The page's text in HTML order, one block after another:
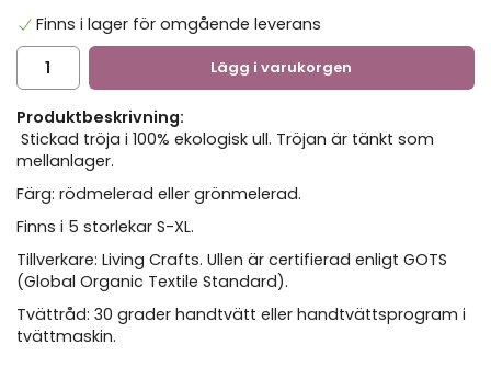
Finns i lager för omgående leverans
Lägg i varukorgen
Produktbeskrivning:
Stickad tröja i 100% ekologisk ull. Tröjan är tänkt som
mellanlager.
Färg: rödmelerad eller grönmelerad.
Finns i 5 storlekar S-XL.
Tillverkare: Living Crafts. Ullen är certifierad enligt GOTS
(Global Organic Textile Standard).
Tvättråd: 30 grader handtvätt eller handtvättsprogram i
tvättmaskin.